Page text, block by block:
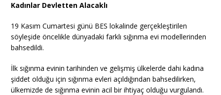
Kadınlar Devletten Alacaklı
19 Kasım Cumartesi günü BES lokalinde gerçekleştirilen
söyleşide öncelikle dünyadaki farklı sığınma evi modellerinden
bahsedildi.
İlk sığınma evinin tarihinden ve gelişmiş ülkelerde dahi kadına
şiddet olduğu için sığınma evleri açıldığından bahsedilirken,
ülkemizde de sığınma evinin acil bir ihtiyaç olduğu vurgulandı.